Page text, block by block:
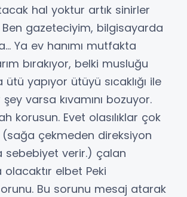
hal yoktur artık sinirler
Ben gazeteciyim, bilgisayarda
Ya ev hanımı mutfakta
bırakıyor, belki musluğu
yapıyor ütüyü sıcaklığı ile
varsa kıvamını bozuyor.
korusun. Evet olasılıklar çok
çekmeden direksiyon
sebebiyet verir.) çalan
elbet Peki
Bu sorunu mesaj atarak